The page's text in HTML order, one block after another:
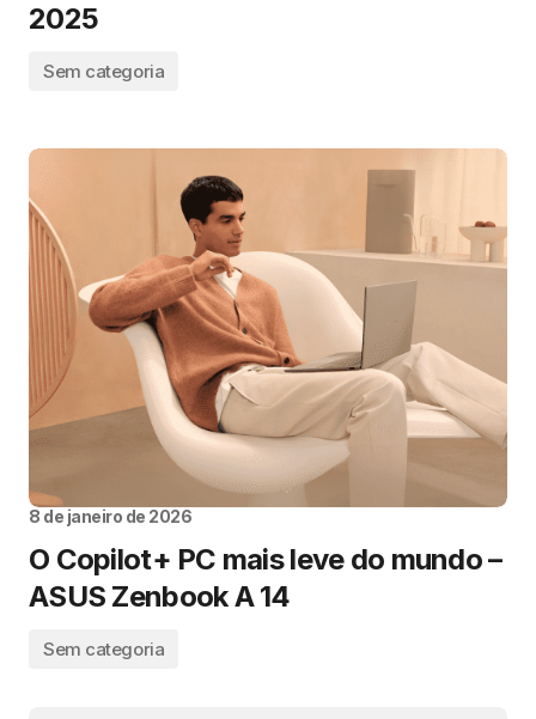
2025
Sem categoria
8 de janeiro de 2026
O Copilot+ PC mais leve do mundo –
ASUS Zenbook A 14
Sem categoria